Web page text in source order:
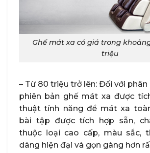
Ghế mát xa có giá trong
triệu
– Từ 80 triệu trở lên: Đối với phân
phiên bản ghế mát xa được
thuật tính năng để mát xa
bài tập được tích hợp sẵn,
thuộc loại cao cấp, màu sắc,
dáng hiện đại và gọn gàng hơn